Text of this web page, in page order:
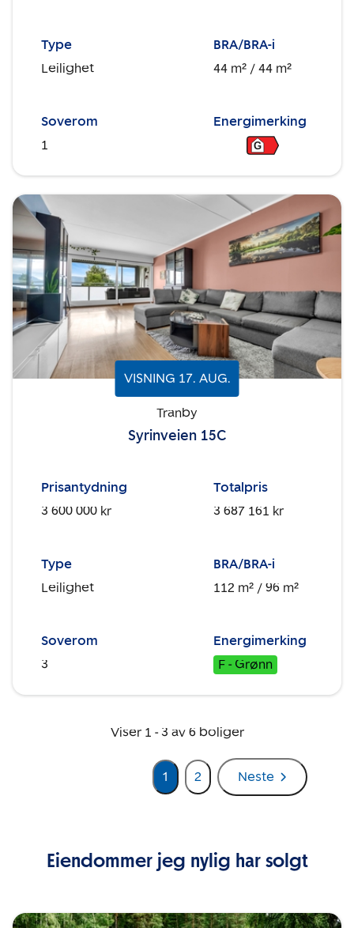
Type
Leilighet
BRA/BRA-i
44 m² / 44 m²
Soverom
1
Energimerking
G
VISNING 17. AUG.
Tranby
Syrinveien 15C
Prisantydning
3 600 000 kr
Totalpris
3 687 161 kr
Type
Leilighet
BRA/BRA-i
112 m² / 96 m²
Soverom
3
Energimerking
F - Grønn
Viser 1 - 3 av 6boliger
1 2 Neste
Eiendommer jeg nylig har solgt